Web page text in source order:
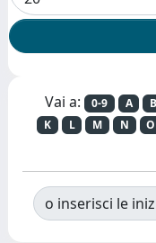
Vai a: 0-9 A B
K
L M N O
o inserisci le